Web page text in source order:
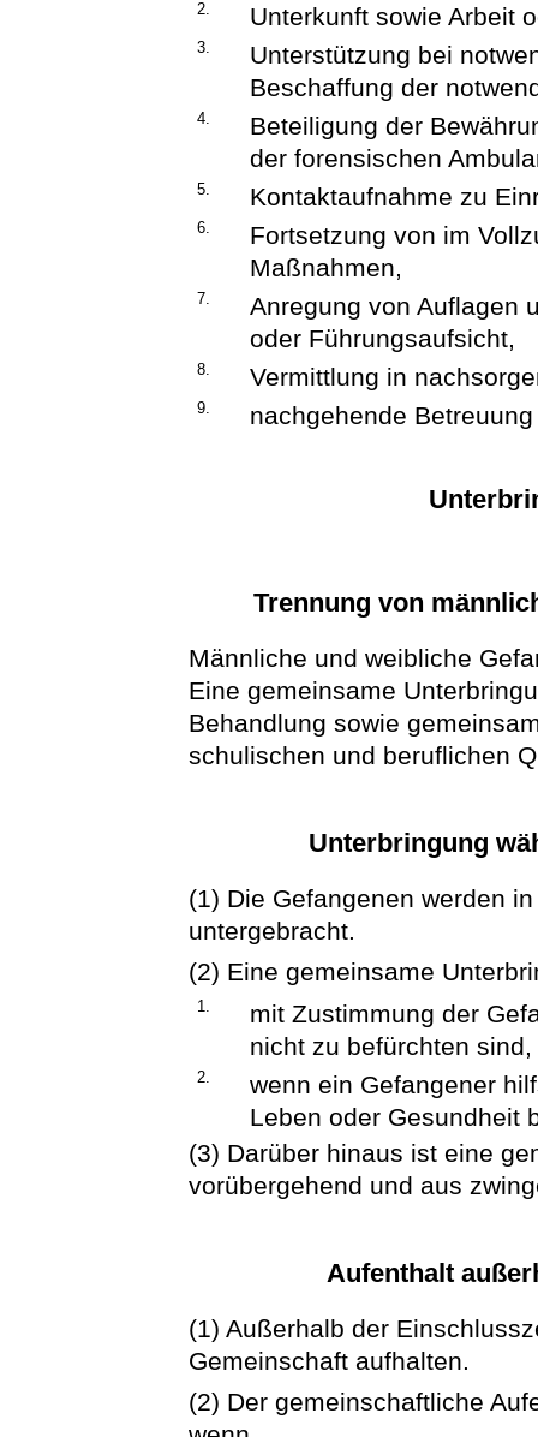
2. Unterkunft sowie Arbeit
3.
Unterstützung bei
Beschaffung der
4.
Beteiligung der
der forensischen
5. Kontaktaufnahme zu
6.
Fortsetzung von im
Maßnahmen,
7.
Anregung von Auflagen
oder Führungsaufsicht,
8. Vermittlung in
9. nachgehende
Trennung von
Männliche und weibliche
Eine gemeinsame
Behandlung sowie
schulischen und beruflichen
Unterbringung
(1) Die Gefangenen werden
untergebracht.
(2) Eine gemeinsame
1.
mit Zustimmung der
nicht zu befürchten sind,
2.
wenn ein Gefangener
Leben oder Gesundheit
(3) Darüber hinaus ist eine
vorübergehend und aus
Aufenthalt
(1) Außerhalb der
Gemeinschaft aufhalten.
(2) Der gemeinschaftliche